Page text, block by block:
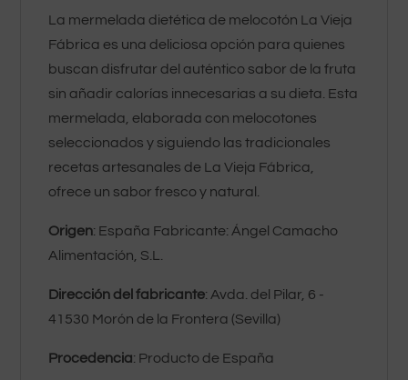
La mermelada dietética de melocotón La Vieja
Fábrica es una deliciosa opción para quienes
buscan disfrutar del auténtico sabor de la fruta
sin añadir calorías innecesarias a su dieta. Esta
mermelada, elaborada con melocotones
seleccionados y siguiendo las tradicionales
recetas artesanales de La Vieja Fábrica,
ofrece un sabor fresco y natural.
Origen: España Fabricante: Ángel Camacho
Alimentación, S.L.
Dirección del fabricante: Avda. del Pilar, 6 -
41530 Morón de la Frontera (Sevilla)
Procedencia: Producto de España